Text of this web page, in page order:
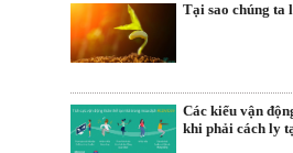
Tại sao chúng ta
Các kiểu vận
khi phải cách ly